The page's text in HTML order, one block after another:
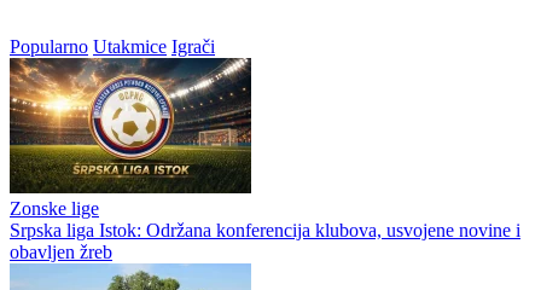
Popularno Utakmice Igrači
Zonske lige
Srpska liga Istok: Održana konferencija klubova, usvojene novine i
obavljen žreb